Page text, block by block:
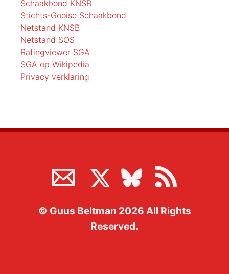
Schaakbond KNSB
Stichts-Gooise Schaakbond
Netstand KNSB
Netstand SOS
Ratingviewer SGA
SGA op Wikipedia
Privacy verklaring
© Guus Beltman 2026 All Rights
Reserved.